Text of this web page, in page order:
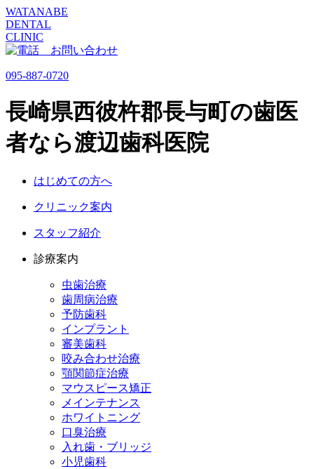
WATANABE
DENTAL
CLINIC
095-887-0720
長崎県西彼杵郡長与町の歯医
者なら渡辺歯科医院
はじめての方へ
クリニック案内
スタッフ紹介
診療案内
虫歯治療
歯周病治療
予防歯科
インプラント
審美歯科
咬み合わせ治療
顎関節症治療
マウスピース矯正
メインテナンス
ホワイトニング
口臭治療
入れ歯・ブリッジ
小児歯科